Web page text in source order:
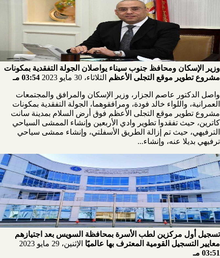
وزير الإسكان ومحافظ جنوب سيناء يواصلان الجولة التفقدية بمكونات
مشروع تطوير موقع التجلى الأعظم الثلاثاء، 30 مايو 2023 03:54 مـ
واصل الدكتور عاصم الجزار، وزير الإسكان والمرافق والمجتمعات
العمرانية، واللواء خالد فودة، ومرافقوهما، الجولة التفقدية بمكونات
مشروع تطوير موقع التجلى الأعظم فوق أرض السلام بمدينة سانت
كاترين، حيث تفقدوا تطوير وادي الأربعين وإنشاء الممشى السياحي
الترفيهي، حيث تم إزالة الطريق الأسفلتي، وإنشاء ممشى سياحي
ترفيهي بديلا عنه، وإنشاء...
تسجيل أول مركزين لطب الأسرة بمحافظة السويس بعد اجتيازهم
معايير التسجيل القومية المعترف بها عالميًا الإثنين، 29 مايو 2023
03:51 مـ